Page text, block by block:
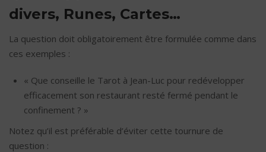
divers, Runes, Cartes…
La question doit obligatoirement être formulée comme dans
ces exemples :
« Que conseille le Tarot à Jean-Luc pour redévelopper
efficacement son restaurant resté fermé pendant le
confinement ? »
Notez qu’il est préférable d’éviter cette tournure de
question :